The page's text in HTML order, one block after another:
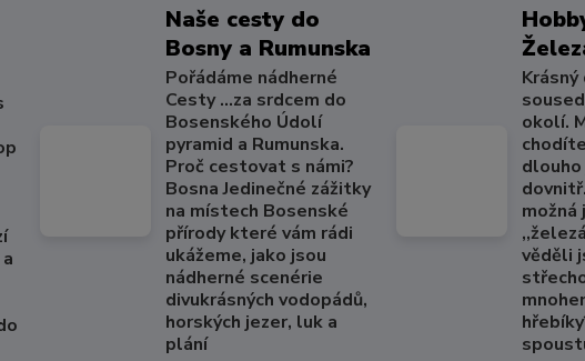
Naše cesty do
Bosny a Rumunska
Pořádáme nádherné
Cesty ...za srdcem do
Bosenského Údolí
pyramid a Rumunska.
Proč cestovat s námi?
Bosna Jedinečné zážitky
na místech Bosenské
přírody které vám rádi
ukážeme, jako jsou
nádherné scenérie
divukrásných vodopádů,
horských jezer, luk a
plání
Krásný
okolí.
věděli